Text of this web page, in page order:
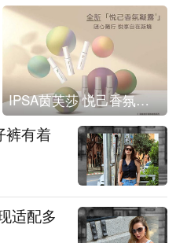
IPSA茵芙莎 悦己香氛凝露上市
裤有着
适配多